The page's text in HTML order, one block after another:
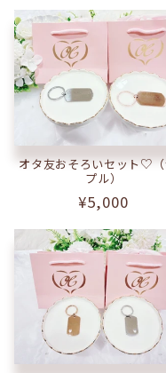
オタ友おそろいセット♡（
プル）
通
価
格
¥5,000